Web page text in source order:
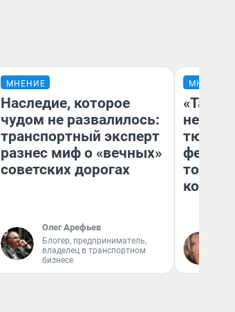
МНЕНИЕ
Наследие, которое
чудом не развалилось:
транспортный эксперт
разнес миф о «вечных»
советских дорогах
Олег Арефьев
Блогер, предприниматель,
владелец в транспортном
бизнесе
МНЕНИЕ
не